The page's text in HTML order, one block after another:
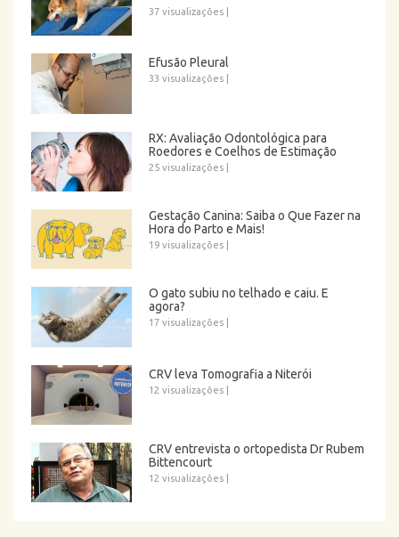
37 visualizações
Efusão Pleural
33 visualizações
RX: Avaliação Odontológica para
Roedores e Coelhos de Estimação
25 visualizações
Gestação Canina: Saiba o Que Fazer na
Hora do Parto e Mais!
19 visualizações
O gato subiu no telhado e caiu. E
agora?
17 visualizações
CRV leva Tomografia a Niterói
12 visualizações
CRV entrevista o ortopedista Dr Rubem
Bittencourt
12 visualizações